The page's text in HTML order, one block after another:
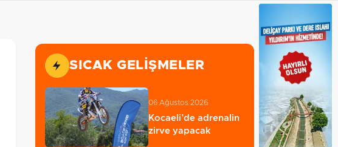
SICAK GELIŞMELER
06 Ağustos 2026
Kocaeli’de adrenalin
zirve yapacak